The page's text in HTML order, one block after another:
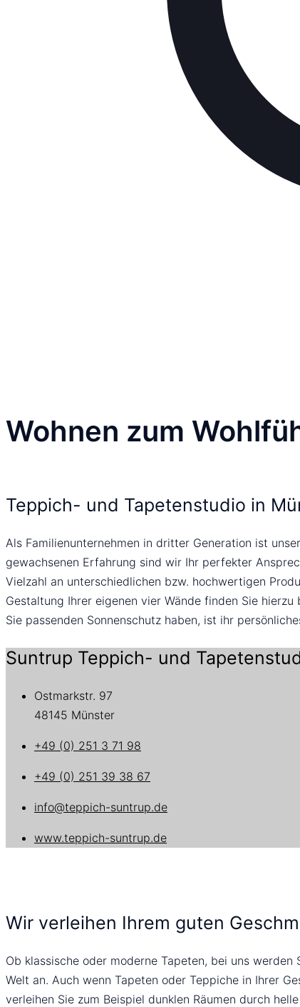
Wohnen zum
Teppich- und Tapetenstudio in
Als Familienunternehmen in dritter Generation ist
gewachsenen Erfahrung sind wir Ihr perfekter
Vielzahl an unterschiedlichen bzw. hochwertigen
Gestaltung Ihrer eigenen vier Wände finden Sie
Sie passenden Sonnenschutz haben, ist ihr
Suntrup Teppich- und
Ostmarkstr. 97
48145 Münster
+49 (0) 251 3 71 98
+49 (0) 251 39 38 67
info@teppich-suntrup.de
www.teppich-suntrup.de
Wir verleihen Ihrem guten
Ob klassische oder moderne Tapeten, bei uns
Welt an. Auch wenn Tapeten oder Teppiche in Ihrer
verleihen Sie zum Beispiel dunklen Räumen durch